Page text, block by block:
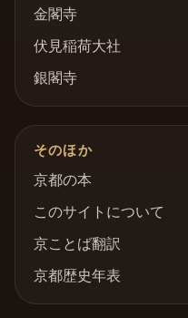
金閣寺
伏見稲荷大社
銀閣寺
そのほか
京都の本
このサイトについて
京ことば翻訳
京都歴史年表